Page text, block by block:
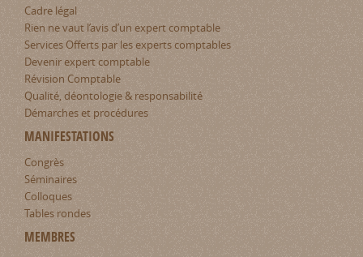
Cadre légal
Rien ne vaut l’avis d’un expert comptable
Services Offerts par les experts comptables
Devenir expert comptable
Révision Comptable
Qualité, déontologie & responsabilité
Démarches et procédures
MANIFESTATIONS
Congrès
Séminaires
Colloques
Tables rondes
MEMBRES